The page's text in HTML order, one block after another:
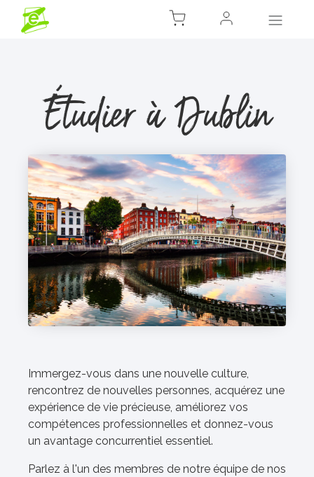
Étudier à Dublin
Immergez-vous dans une nouvelle culture,
rencontrez de nouvelles personnes, acquérez une
expérience de vie précieuse, améliorez vos
compétences professionnelles et donnez-vous
un avantage concurrentiel essentiel.
Parlez à l'un des membres de notre équipe de nos